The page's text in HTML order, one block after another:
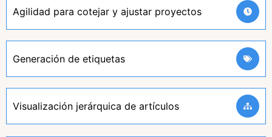
Agilidad para cotejar y ajustar proyectos
Generación de etiquetas
Visualización jerárquica de artículos